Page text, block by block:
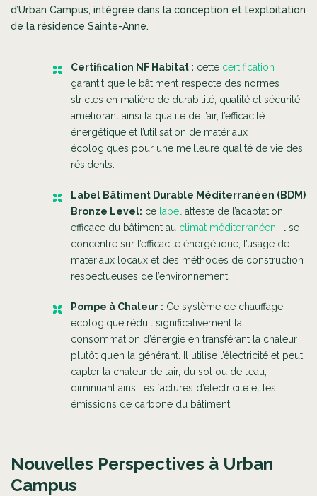
d’Urban Campus, intégrée dans la conception et l’exploitation
de la résidence Sainte-Anne.
Certification NF Habitat : cette certification
garantit que le bâtiment respecte des normes
strictes en matière de durabilité, qualité et sécurité,
améliorant ainsi la qualité de l’air, l’efficacité
énergétique et l’utilisation de matériaux
écologiques pour une meilleure qualité de vie des
résidents.
Label Bâtiment Durable Méditerranéen (BDM)
Bronze Level: ce label atteste de l’adaptation
efficace du bâtiment au climat méditerranéen . Il se
concentre sur l’efficacité énergétique, l’usage de
matériaux locaux et des méthodes de construction
respectueuses de l’environnement.
Pompe à Chaleur : Ce système de chauffage
écologique réduit significativement la
consommation d’énergie en transférant la chaleur
plutôt qu’en la générant. Il utilise l’électricité et peut
capter la chaleur de l’air, du sol ou de l’eau,
diminuant ainsi les factures d’électricité et les
émissions de carbone du bâtiment.
Nouvelles Perspectives à Urban
Campus